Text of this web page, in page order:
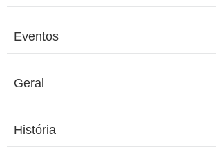
Eventos
Geral
História